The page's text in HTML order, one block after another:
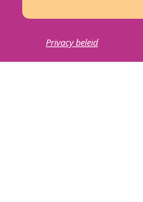
Privacy beleid